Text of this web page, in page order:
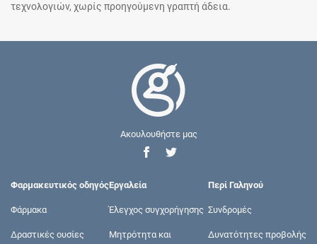
τεχνολογιών, χωρίς προηγούμενη γραπτή άδεια.
Ακουλουθήστε μας
Φαρμακευτικός οδηγός
Φάρμακα
Δραστικές ουσίες
Εργαλεία
Έλεγχος συγχορήγησης
Μητρότητα και
Περί Γαληνού
Συνδρομές
Δυνατότητες προβολής